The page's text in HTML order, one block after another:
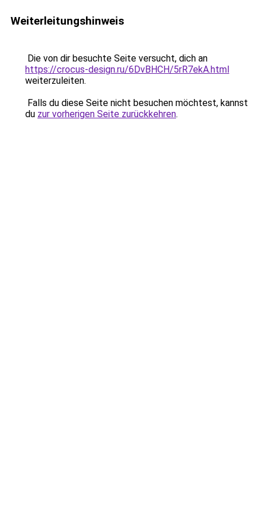
Weiterleitungshinweis
Die von dir besuchte Seite versucht, dich an
https://crocus-design.ru/6DvBHCH/5rR7ekA.html
weiterzuleiten.
Falls du diese Seite nicht besuchen möchtest, kannst
du zur vorherigen Seite zurückkehren.